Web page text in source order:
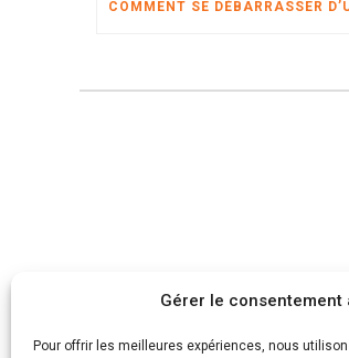
Gérer le consentement
Pour offrir les meilleures expériences, nous